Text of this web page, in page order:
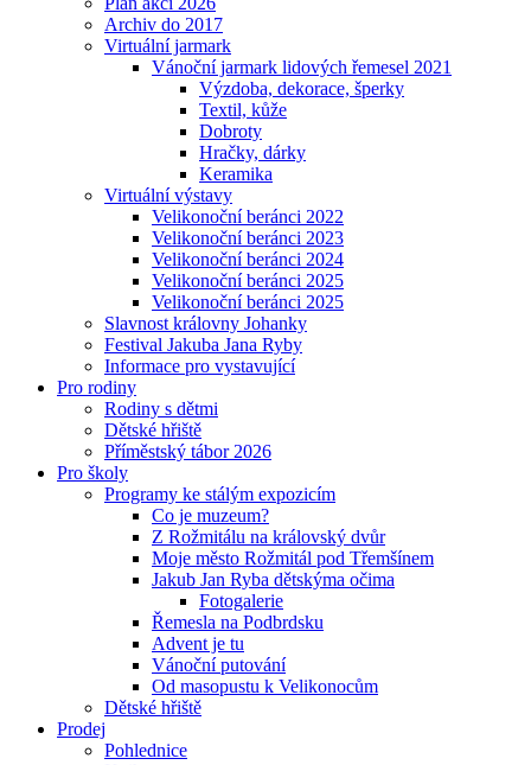
Archiv do 2017
Virtuální jarmark
Vánoční jarmark lidových řemesel 2021
Výzdoba, dekorace, šperky
Textil, kůže
Dobroty
Hračky, dárky
Keramika
Virtuální výstavy
Velikonoční beránci 2022
Velikonoční beránci 2023
Velikonoční beránci 2024
Velikonoční beránci 2025
Velikonoční beránci 2025
Slavnost královny Johanky
Festival Jakuba Jana Ryby
Informace pro vystavující
Pro rodiny
Rodiny s dětmi
Dětské hřiště
Příměstský tábor 2026
Pro školy
Programy ke stálým expozicím
Co je muzeum?
Z Rožmitálu na královský dvůr
Moje město Rožmitál pod Třemšínem
Jakub Jan Ryba dětskýma očima
Fotogalerie
Řemesla na Podbrdsku
Advent je tu
Vánoční putování
Od masopustu k Velikonocům
Dětské hřiště
Prodej
Pohlednice